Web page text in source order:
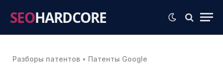
SEOHARDCORE
Разборы патентов • Патенты Google